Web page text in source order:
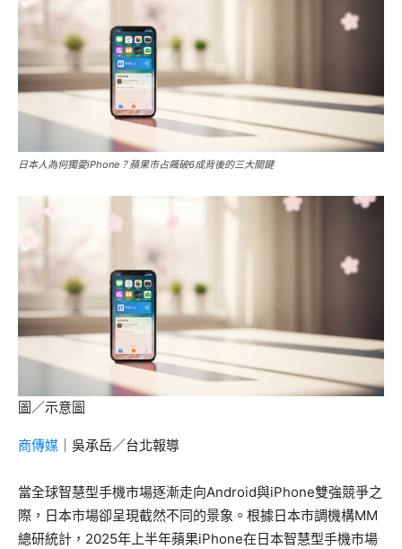
日本人為何獨愛iPhone？蘋果市占飆破6成背後的三大關鍵
圖／示意圖
商傳媒 ｜吳承岳／台北報導
當全球智慧型手機市場逐漸走向Android與iPhone雙強競爭之
際，日本市場卻呈現截然不同的景象。根據日本市調機構MM
總研統計，2025年上半年蘋果iPhone在日本智慧型手機市場